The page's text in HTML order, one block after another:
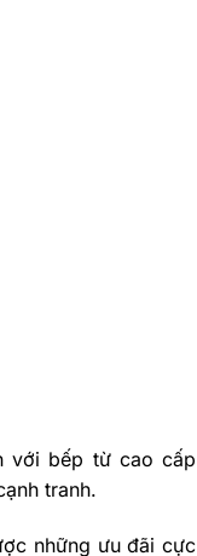
với bếp từ cao cấp
tranh.
những ưu đãi cực